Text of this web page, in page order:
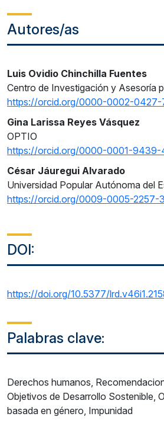
Autores/as
Luis Ovidio Chinchilla Fuentes
Centro de Investigación y Asesoría
https://orcid.org/0000-0002-0427-
Gina Larissa Reyes Vásquez
OPTIO
https://orcid.org/0000-0001-9439-
César Jáuregui Alvarado
Universidad Popular Autónoma del
https://orcid.org/0009-0005-2257-
DOI:
https://doi.org/10.5377/
Palabras clave:
Derechos humanos,
Objetivos de Desarrollo Sostenible,
basada en género, Impunidad